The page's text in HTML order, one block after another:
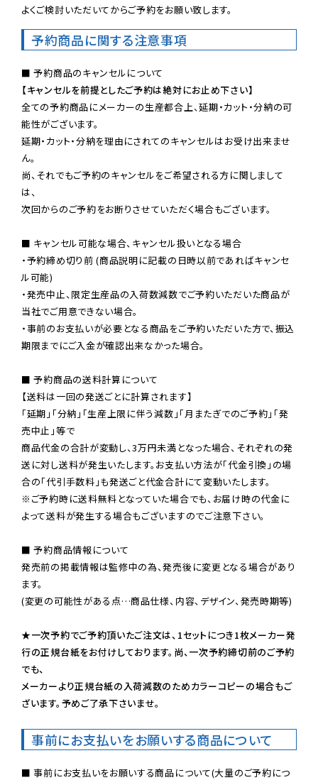
よくご検討いただいてからご予約をお願い致します。
予約商品に関する注意事項
【キャンセルを前提としたご予約は絶対にお止め下さい】
全ての予約商品にメーカーの生産都合上、延期・カット・分納の可
能性がございます。
延期・カット・分納を理由にされてのキャンセルはお受け出来ませ
ん。
尚、それでもご予約のキャンセルをご希望される方に関しまして
は、
次回からのご予約をお断りさせていただく場合もございます。
■ キャンセル可能な場合、キャンセル扱いとなる場合
・予約締め切り前 (商品説明に記載の日時以前であればキャンセ
ル可能)
・発売中止、限定生産品の入荷数減数でご予約いただいた商品が
当社でご用意できない場合。
・事前のお支払いが必要となる商品をご予約いただいた方で、振込
期限までにご入金が確認出来なかった場合。
■ 予約商品の送料計算について
【送料は一回の発送ごとに計算されます】
「延期」「分納」「生産上限に伴う減数」「月またぎでのご予約」「発
売中止」等で
商品代金の合計が変動し、3万円未満となった場合、それぞれの発
送に対し送料が発生いたします。お支払い方法が「代金引換」の場
※ご予約時に送料無料となっていた場合でも、お届け時の代金に
よって送料が発生する場合もございますのでご注意下さい。
■ 予約商品情報について
発売前の掲載情報は監修中の為、発売後に変更となる場合があり
ます。
(変更の可能性がある点…商品仕様、内容、デザイン、発売時期等)
★一次予約でご予約頂いたご注文は、1セットにつき1枚メーカー発
行の正規台紙をお付けしております。尚、一次予約締切前のご予約
でも、
メーカーより正規台紙の入荷減数のためカラーコピーの場合もご
ざいます。予めご了承下さいませ。
事前にお支払いをお願いする商品について
■ 事前にお支払いをお願いする商品について(大量のご予約につ